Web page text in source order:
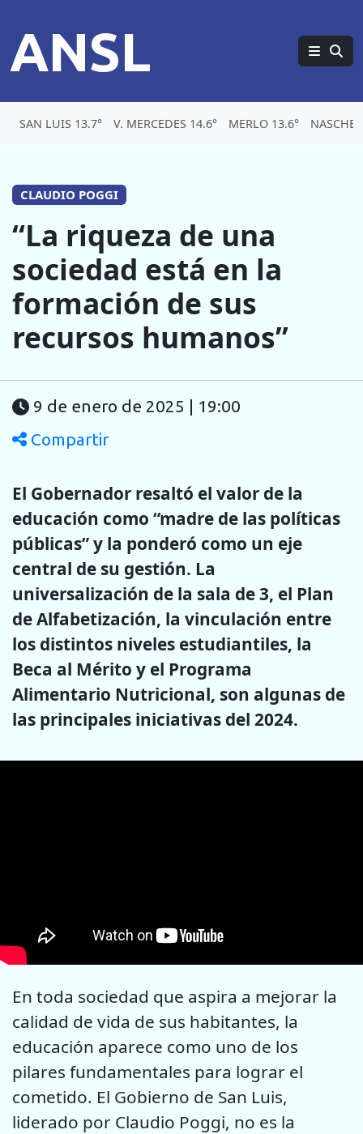
ANSL
SAN LUIS 13.7° V. MERCEDES 14.6° MERLO 13.6°
CLAUDIO POGGI
“La riqueza de una
sociedad está en la
formación de sus
recursos humanos”
9 de enero de 2025 | 19:00
Compartir
El Gobernador resaltó el valor de la
educación como “madre de las políticas
públicas” y la ponderó como un eje
central de su gestión. La
universalización de la sala de 3, el Plan
de Alfabetización, la vinculación entre
los distintos niveles estudiantiles, la
Beca al Mérito y el Programa
Alimentario Nutricional, son algunas de
las principales iniciativas del 2024.
En toda sociedad que aspira a mejorar la
calidad de vida de sus habitantes, la
educación aparece como uno de los
pilares fundamentales para lograr el
cometido. El Gobierno de San Luis,
liderado por Claudio Poggi, no es la